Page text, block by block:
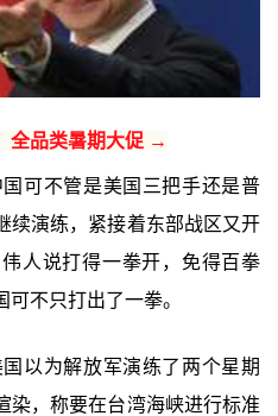
全品类暑期大促 →
可不管是美国三把手还是普
续演练，紧接着东部战区又开
人说打得一拳开，免得百拳
不只打出了一拳。
以为解放军演练了两个星期
染，称要在台湾海峡进行标准